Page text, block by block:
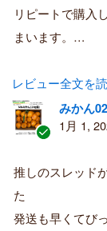
リピートで購入
まいます。…
レビュー全文を
証
済
購
みかん
1月 1,
推しのスレッド
た
発送も早くてび